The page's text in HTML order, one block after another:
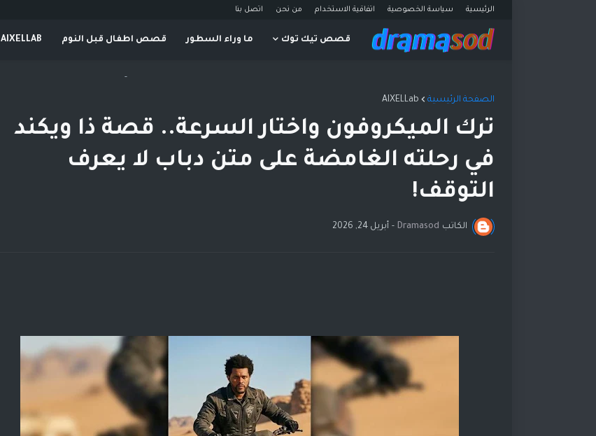
الرئيسية سياسة الخصوصية اتفاقية الاستخدام من نحن اتصل بنا
قصص تيك توك ما وراء السطور قصص اطفال قبل النوم AIXELLAB
-
الصفحة الرئيسية AIXELLab
ترك الميكروفون واختار السرعة.. قصة ذا ويكند
في رحلته الغامضة على متن دباب لا يعرف
التوقف!
الكاتب Dramasod
- أبريل 24, 2026